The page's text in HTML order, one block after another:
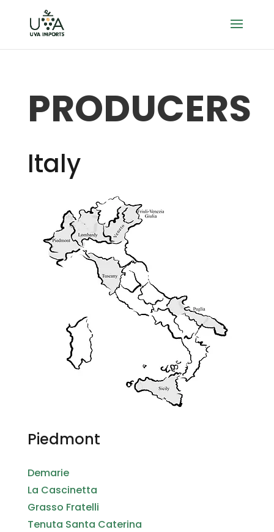
PRODUCERS
Italy
Piedmont
Demarie
La Cascinetta
Grasso Fratelli
Tenuta Santa Caterina